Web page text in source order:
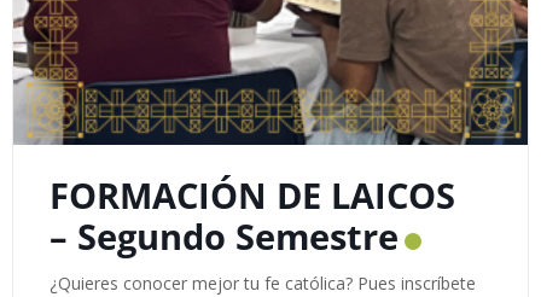
FORMACIÓN DE LAICOS
– Segundo Semestre
¿Quieres conocer mejor tu fe católica? Pues inscríbete